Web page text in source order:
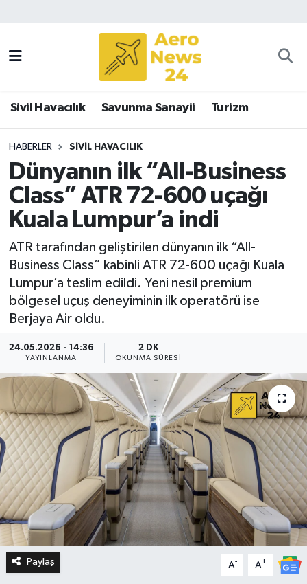
Sivil Havacılık Savunma Sanayii Turizm
HABERLER SIVIL HAVACILIK
Dünyanın ilk “All-Business
Class” ATR 72-600 uçağı
Kuala Lumpur’a indi
ATR tarafından geliştirilen dünyanın ilk “All-
Business Class” kabinli ATR 72-600 uçağı Kuala
Lumpur’a teslim edildi. Yeni nesil premium
bölgesel uçuş deneyiminin ilk operatörü ise
Berjaya Air oldu.
24.05.2026 - 14:36
YAYINLANMA
2 DK
OKUNMA SÜRESI
Paylaş A- A+